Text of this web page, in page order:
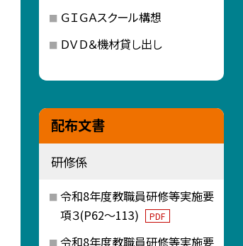
ＧＩＧＡスクール構想
ＤＶＤ＆機材貸し出し
配布文書
研修係
令和8年度教職員研修等実施要
項３(P62～113)
PDF
令和8年度教職員研修等実施要